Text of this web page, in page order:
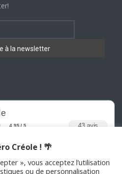
4.95 / 5 43 avis
Créole ! 🌴
», vous acceptez l’utilisation
ou de personnalisation